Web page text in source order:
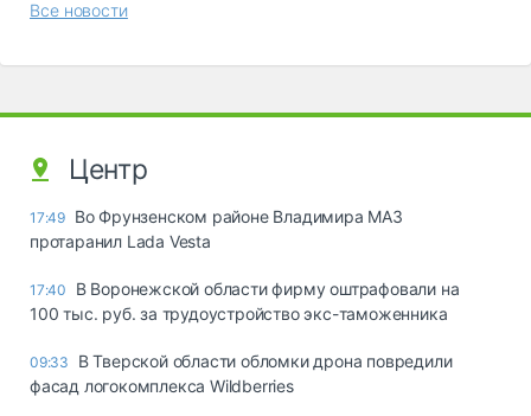
Все новости
Центр
17:49 Во Фрунзенском районе Владимира МАЗ
протаранил Lada Vesta
17:40
В Воронежской области фирму оштрафовали на
100 тыс. руб. за трудоустройство экс-таможенника
09:33
В Тверской области обломки дрона повредили
фасад логокомплекса Wildberries